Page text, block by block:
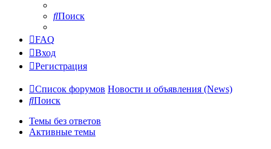
Поиск
FAQ
Вход
Регистрация
Список форумов Новости и объявления (News)
Поиск
Темы без ответов
Активные темы